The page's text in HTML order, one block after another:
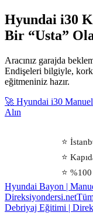
Hyundai i30
Bir “Usta”
Aracınız garajda
Endişeleri bilgiyle,
eğitmeniniz hazır.
🚀 Hyundai i30
Alın
⭐
⭐
⭐
Hyundai Bayon |
Direksiyondersi.net
Debriyaj Eğitimi |